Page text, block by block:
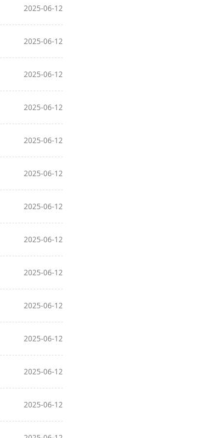
2025-06-12
2025-06-12
2025-06-12
2025-06-12
2025-06-12
2025-06-12
2025-06-12
2025-06-12
2025-06-12
2025-06-12
2025-06-12
2025-06-12
2025-06-12